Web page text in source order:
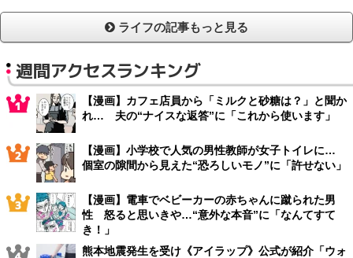
ライフの記事もっと見る
週間アクセスランキング
【漫画】カフェ店員から「ミルクと砂糖は？」と聞か
れ… 夫の“ナイスな返答”に「これから使います」
【漫画】小学校で人気の男性教師が女子トイレに…
個室の隙間から見えた“恐ろしいモノ”に「許せない」
【漫画】電車でベビーカーの赤ちゃんに蹴られた男
性 怒ると思いきや…“意外な本音”に「なんてすて
き！」
熊本地震発生を受け《アイラップ》公式が紹介「ウォ